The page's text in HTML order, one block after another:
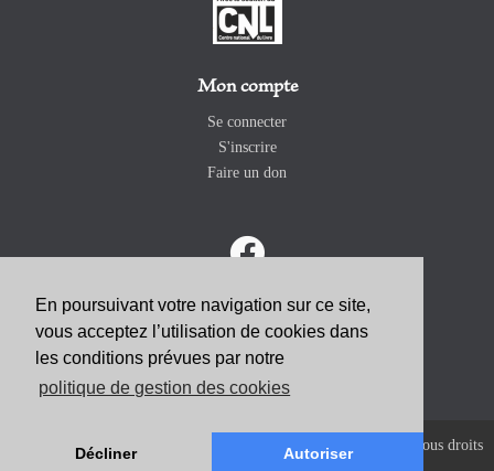
En poursuivant votre navigation sur ce site,
vous acceptez l’utilisation de cookies dans
les conditions prévues par notre
politique de gestion des cookies
Décliner Autoriser
Mon compte
Se connecter
S'inscrire
Faire un don
ABONNEZ-VOUS
Copyright 2026 Revue Catholique Internationale COMMUNIO. Tous droits